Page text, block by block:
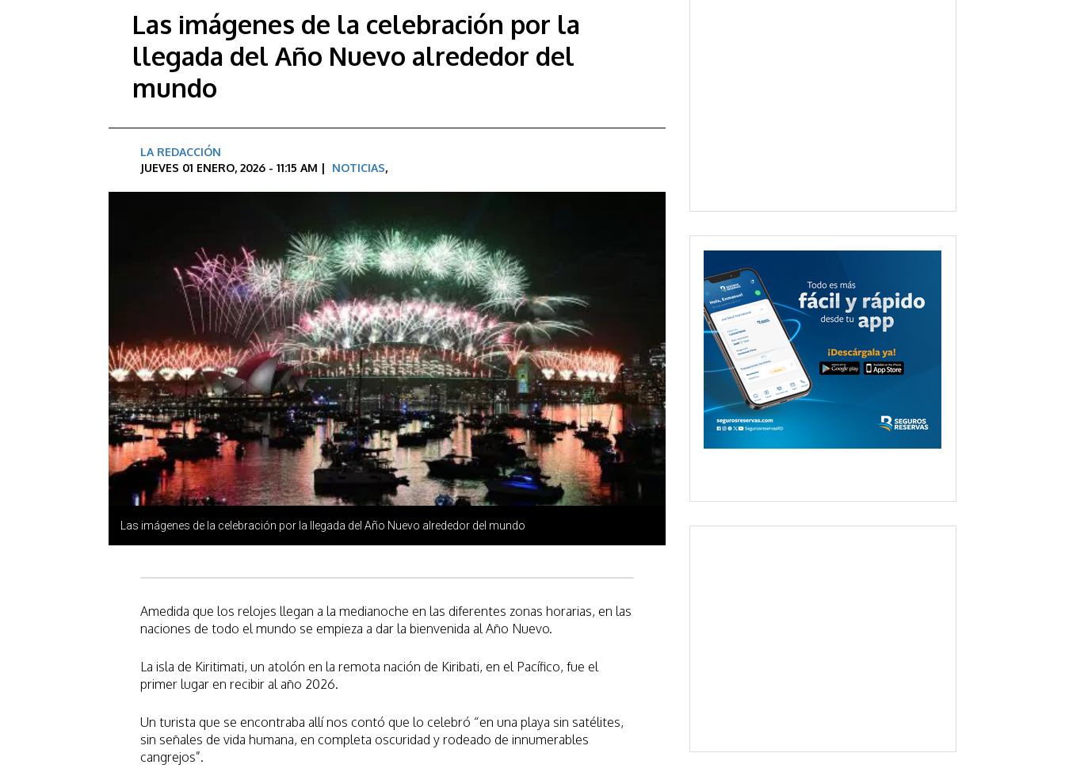
Las imágenes de la celebración por la
llegada del Año Nuevo alrededor del
mundo
LA REDACCIÓN
JUEVES 01 ENERO, 2026 - 11:15 AM | NOTICIAS,
Las imágenes de la celebración por la llegada del Año Nuevo alrededor del mundo
Amedida que los relojes llegan a la medianoche en las diferentes zonas horarias, en las
naciones de todo el mundo se empieza a dar la bienvenida al Año Nuevo.
La isla de Kiritimati, un atolón en la remota nación de Kiribati, en el Pacífico, fue el
primer lugar en recibir al año 2026.
Un turista que se encontraba allí nos contó que lo celebró “en una playa sin satélites,
sin señales de vida humana, en completa oscuridad y rodeado de innumerables
cangrejos”.